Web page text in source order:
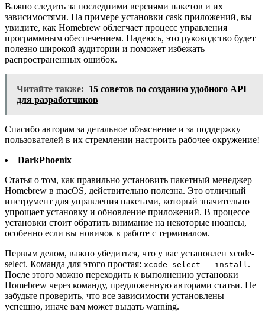
Важно следить за последними версиями пакетов и их
зависимостями. На примере установки cask приложений, вы
увидите, как Homebrew облегчает процесс управления
программным обеспечением. Надеюсь, это руководство будет
полезно широкой аудитории и поможет избежать
распространенных ошибок.
Читайте также: 15 советов по созданию удобного API
для разработчиков
Спасибо авторам за детальное объяснение и за поддержку
пользователей в их стремлении настроить рабочее окружение!
DarkPhoenix
Статья о том, как правильно установить пакетный менеджер
Homebrew в macOS, действительно полезна. Это отличный
инструмент для управления пакетами, который значительно
упрощает установку и обновление приложений. В процессе
установки стоит обратить внимание на некоторые нюансы,
особенно если вы новичок в работе с терминалом.
Первым делом, важно убедиться, что у вас установлен xcode-
select. Команда для этого простая: xcode-select --install .
После этого можно переходить к выполнению установки
Homebrew через команду, предложенную авторами статьи. Не
забудьте проверить, что все зависимости установлены
успешно, иначе вам может выдать warning.